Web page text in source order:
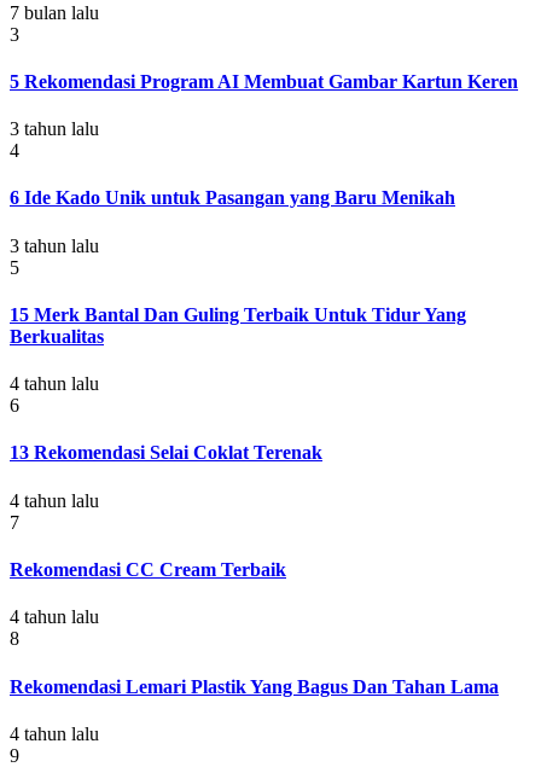
7 bulan lalu
3
5 Rekomendasi Program AI Membuat Gambar Kartun Keren
3 tahun lalu
4
6 Ide Kado Unik untuk Pasangan yang Baru Menikah
3 tahun lalu
5
15 Merk Bantal Dan Guling Terbaik Untuk Tidur Yang
Berkualitas
4 tahun lalu
6
13 Rekomendasi Selai Coklat Terenak
4 tahun lalu
7
Rekomendasi CC Cream Terbaik
4 tahun lalu
8
Rekomendasi Lemari Plastik Yang Bagus Dan Tahan Lama
4 tahun lalu
9